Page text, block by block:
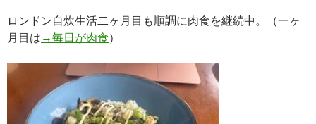
ロンドン自炊生活二ヶ月目も順調に肉食を継続中。（一ヶ
月目は →毎日が肉食）